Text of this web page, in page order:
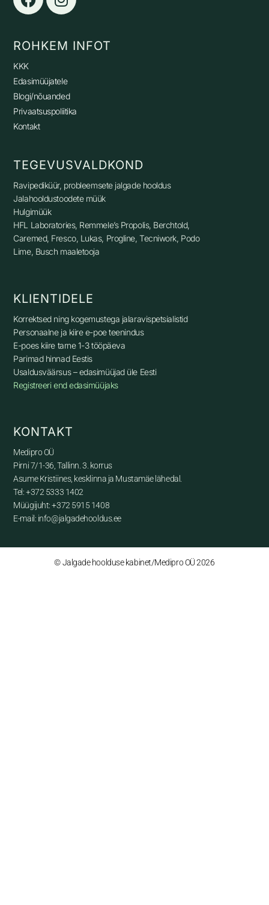
ROHKEM INFOT
KKK
Edasimüüjatele
Blogi/nõuanded
Privaatsuspoliitika
Kontakt
TEGEVUSVALDKOND
Ravipediküür, probleemsete jalgade hooldus
Jalahooldustoodete müük
Hulgimüük
HFL Laboratories, Remmele’s Propolis, Berchtold,
Caremed, Fresco, Lukas, Progline, Tecniwork, Podo
Lime, Busch maaletooja
KLIENTIDELE
Korrektsed ning kogemustega jalaravispetsialistid
Personaalne ja kiire e-poe teenindus
E-poes kiire tarne 1-3 tööpäeva
Parimad hinnad Eestis
Usaldusväärsus – edasimüüjad üle Eesti
Registreeri end edasimüüjaks
KONTAKT
Medipro OÜ
Pirni 7/1-36, Tallinn. 3. korrus
Asume Kristiines, kesklinna ja Mustamäe lähedal.
Tel: +372 5333 1402
Müügijuht: +372 5915 1408
E-mail: info@jalgadehooldus.ee
© Jalgade hoolduse kabinet/Medipro OÜ 2026